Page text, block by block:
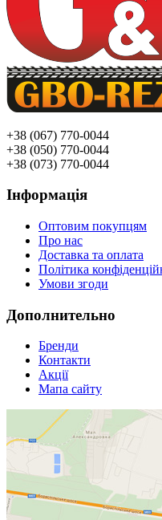
+38 (067) 770-0044
+38 (050) 770-0044
+38 (073) 770-0044
Інформація
Оптовим покупцям
Про нас
Доставка та оплата
Політика
Умови згоди
Дополнительно
Бренди
Контакти
Акції
Мапа сайту